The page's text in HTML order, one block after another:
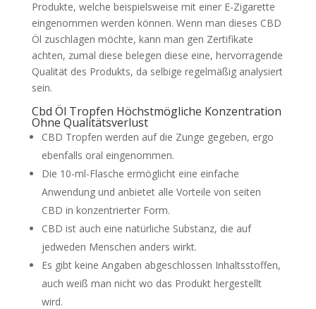
Produkte, welche beispielsweise mit einer E-Zigarette
eingenommen werden können. Wenn man dieses CBD
Öl zuschlagen möchte, kann man gen Zertifikate
achten, zumal diese belegen diese eine, hervorragende
Qualität des Produkts, da selbige regelmäßig analysiert
sein.
Cbd Öl Tropfen Höchstmögliche Konzentration
Ohne Qualitätsverlust
CBD Tropfen werden auf die Zunge gegeben, ergo
ebenfalls oral eingenommen.
Die 10-ml-Flasche ermöglicht eine einfache
Anwendung und anbietet alle Vorteile von seiten
CBD in konzentrierter Form.
CBD ist auch eine natürliche Substanz, die auf
jedweden Menschen anders wirkt.
Es gibt keine Angaben abgeschlossen Inhaltsstoffen,
auch weiß man nicht wo das Produkt hergestellt
wird.